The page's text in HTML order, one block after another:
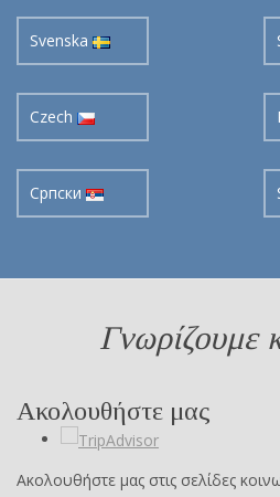
Svenska
Czech
Cрпски
Γνωρίζουμε
Ακολουθήστε μας
Ακολουθήστε μας στις σελίδες